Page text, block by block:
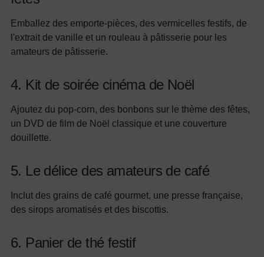
Emballez des emporte-pièces, des vermicelles festifs, de
l'extrait de vanille et un rouleau à pâtisserie pour les
amateurs de pâtisserie.
4. Kit de soirée cinéma de Noël
Ajoutez du pop-corn, des bonbons sur le thème des fêtes,
un DVD de film de Noël classique et une couverture
douillette.
5. Le délice des amateurs de café
Inclut des grains de café gourmet, une presse française,
des sirops aromatisés et des biscottis.
6. Panier de thé festif